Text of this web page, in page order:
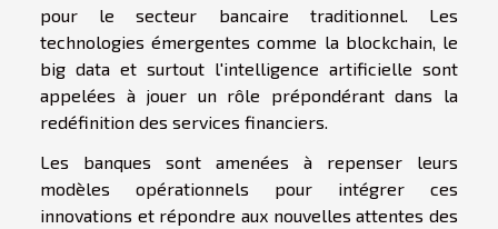
pour le secteur bancaire traditionnel. Les
technologies émergentes comme la blockchain, le
big data et surtout l'intelligence artificielle sont
appelées à jouer un rôle prépondérant dans la
redéfinition des services financiers.
Les banques sont amenées à repenser leurs
modèles opérationnels pour intégrer ces
innovations et répondre aux nouvelles attentes des